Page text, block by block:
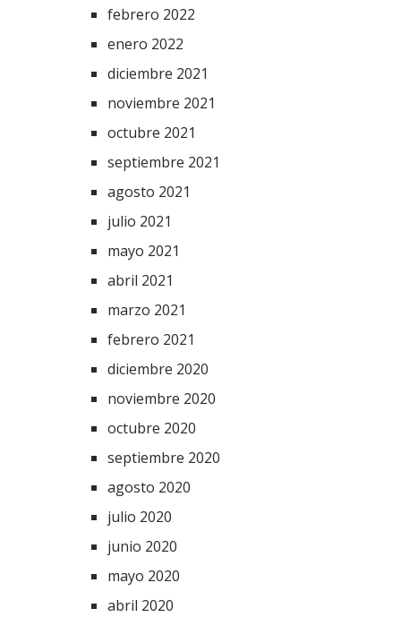
febrero 2022
enero 2022
diciembre 2021
noviembre 2021
octubre 2021
septiembre 2021
agosto 2021
julio 2021
mayo 2021
abril 2021
marzo 2021
febrero 2021
diciembre 2020
noviembre 2020
octubre 2020
septiembre 2020
agosto 2020
julio 2020
junio 2020
mayo 2020
abril 2020